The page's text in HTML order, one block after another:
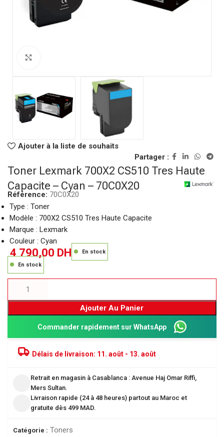
Ajouter à la liste de souhaits
Partager :
Toner Lexmark 700X2 CS510 Tres Haute
Capacite – Cyan – 70C0X20
Référence: 70C0X20
Type : Toner
Modèle : 700X2 CS510 Tres Haute Capacite
Marque : Lexmark
Couleur : Cyan
4 790,00 DH
En stock
En stock
Ajouter Au Panier
Commander rapidement sur WhatsApp
Délais de livraison: 11. août - 13. août
Retrait en magasin à Casablanca : Avenue Haj Omar Riffi,
Mers Sultan.
Livraison rapide (24 à 48 heures) partout au Maroc et
gratuite dès 499 MAD.
Catégorie : Toners